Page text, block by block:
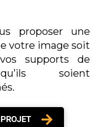
proposer une
votre image soit
supports de
soient